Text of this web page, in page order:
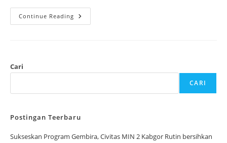
Continue Reading Sukseskan
Program
Bersihkan
Kompleks
Cari
CARI
Postingan Teerbaru
Sukseskan Program Gembira, Civitas MIN 2 Kabgor Rutin bersihkan